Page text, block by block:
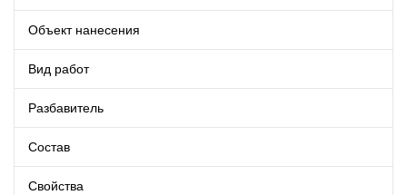
Объект нанесения
Вид работ
Разбавитель
Состав
Свойства